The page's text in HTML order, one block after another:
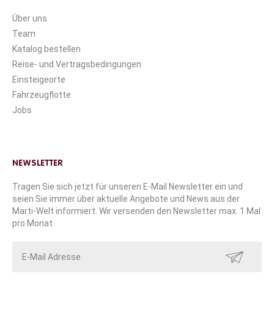
Über uns
Team
Katalog bestellen
Reise- und Vertragsbedingungen
Einsteigeorte
Fahrzeugflotte
Jobs
NEWSLETTER
Tragen Sie sich jetzt für unseren E-Mail Newsletter ein und
seien Sie immer über aktuelle Angebote und News aus der
Marti-Welt informiert. Wir versenden den Newsletter max. 1 Mal
pro Monat.
SENDEN